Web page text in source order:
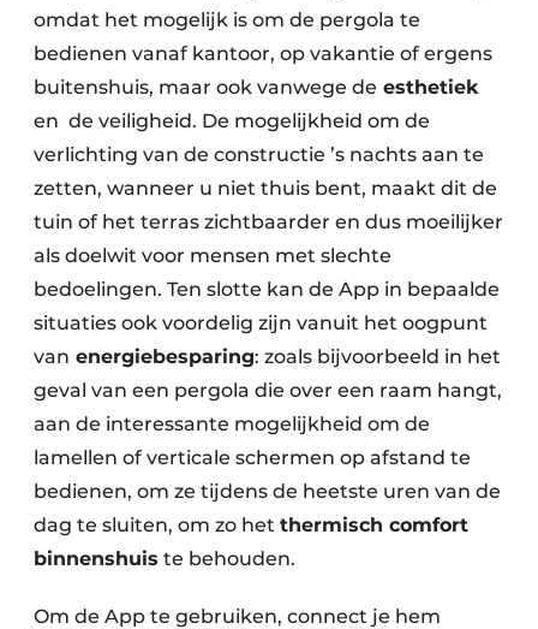
omdat het mogelijk is om de pergola te
bedienen vanaf kantoor, op vakantie of ergens
buitenshuis, maar ook vanwege de esthetiek
en de veiligheid. De mogelijkheid om de
verlichting van de constructie ’s nachts aan te
zetten, wanneer u niet thuis bent, maakt dit de
tuin of het terras zichtbaarder en dus moeilijker
als doelwit voor mensen met slechte
bedoelingen. Ten slotte kan de App in bepaalde
situaties ook voordelig zijn vanuit het oogpunt
van energiebesparing: zoals bijvoorbeeld in het
geval van een pergola die over een raam hangt,
aan de interessante mogelijkheid om de
lamellen of verticale schermen op afstand te
bedienen, om ze tijdens de heetste uren van de
dag te sluiten, om zo het thermisch comfort
binnenshuis te behouden.
Om de App te gebruiken, connect je hem